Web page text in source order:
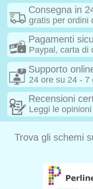
Consegna in
gratis per ordini
Pagamenti
Paypal, carta di
Supporto
24 ore su 24 - 7
Recensioni
Leggi le
Trova gli schemi